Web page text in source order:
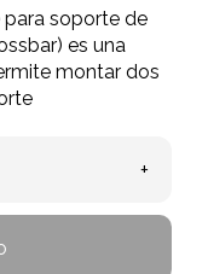
para soporte de
es una
montar dos
+